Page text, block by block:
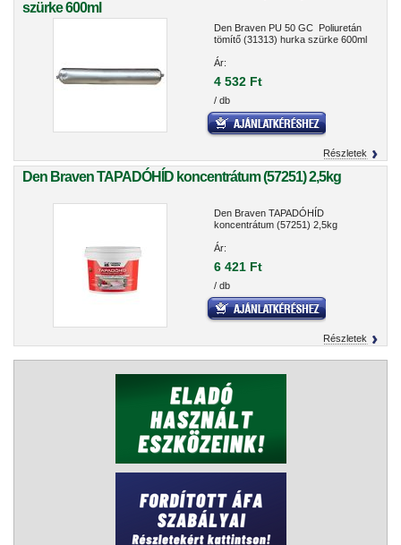
szürke 600ml
Den Braven PU 50 GC Poliuretán
tömítő (31313) hurka szürke 600ml
Ár:
4 532 Ft
/ db
Részletek
Den Braven TAPADÓHÍD koncentrátum (57251) 2,5kg
Den Braven TAPADÓHÍD
koncentrátum (57251) 2,5kg
Ár:
6 421 Ft
/ db
Részletek